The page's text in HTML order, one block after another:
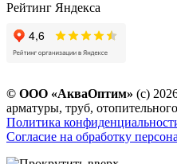
Рейтинг Яндекса
© ООО «АкваОптим» (с)
арматуры, труб,
Политика
Согласие на обработку